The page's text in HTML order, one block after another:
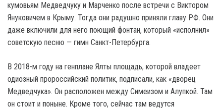
кумовьям Медведчуку и Марченко после встречи с Виктором
Януковичем в Крыму. Тогда они радушно приняли главу РФ. Они
даже включили для него поющий фонтан, который «исполнил»
советскую песню — гимн Санкт-Петербурга.
В 2018-м году на генплане Ялты площадь, которой владеет
одиозный пророссийский политик, подписали, как «дворец
Медведчука». Он расположен между Симеизом и Алупкой. Там
он стоит и поныне. Кроме того, сейчас там ведутся